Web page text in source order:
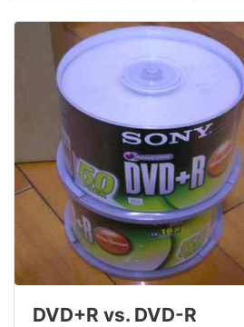
DVD+R vs. DVD-R